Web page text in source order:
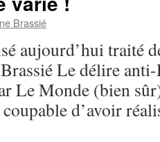
Brassié
aujourd’hui traité
Le délire
Le Monde (bien
d’avoir